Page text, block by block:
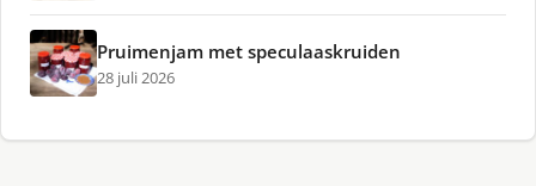
Pruimenjam met speculaaskruiden
28 juli 2026